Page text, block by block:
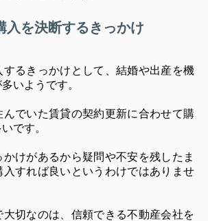
入を決断するきっかけ
するきっかけとして、結婚や出産を機
いようです。
んでいた賃貸の契約更新に合わせて購
です。
かけがあるから疑問や不安を残したま
入すれば良いというわけではありませ
大切なのは、信頼できる不動産会社を